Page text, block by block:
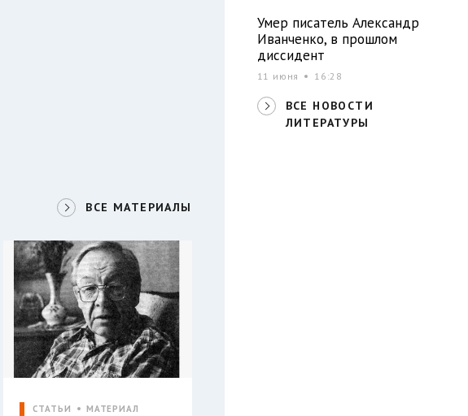
ВСЕ МАТЕРИАЛЫ
СТАТЬИ МАТЕРИАЛ
Умер писатель Александр
Иванченко, в прошлом
диссидент
11 июня 16:28
ВСЕ НОВОСТИ
ЛИТЕРАТУРЫ